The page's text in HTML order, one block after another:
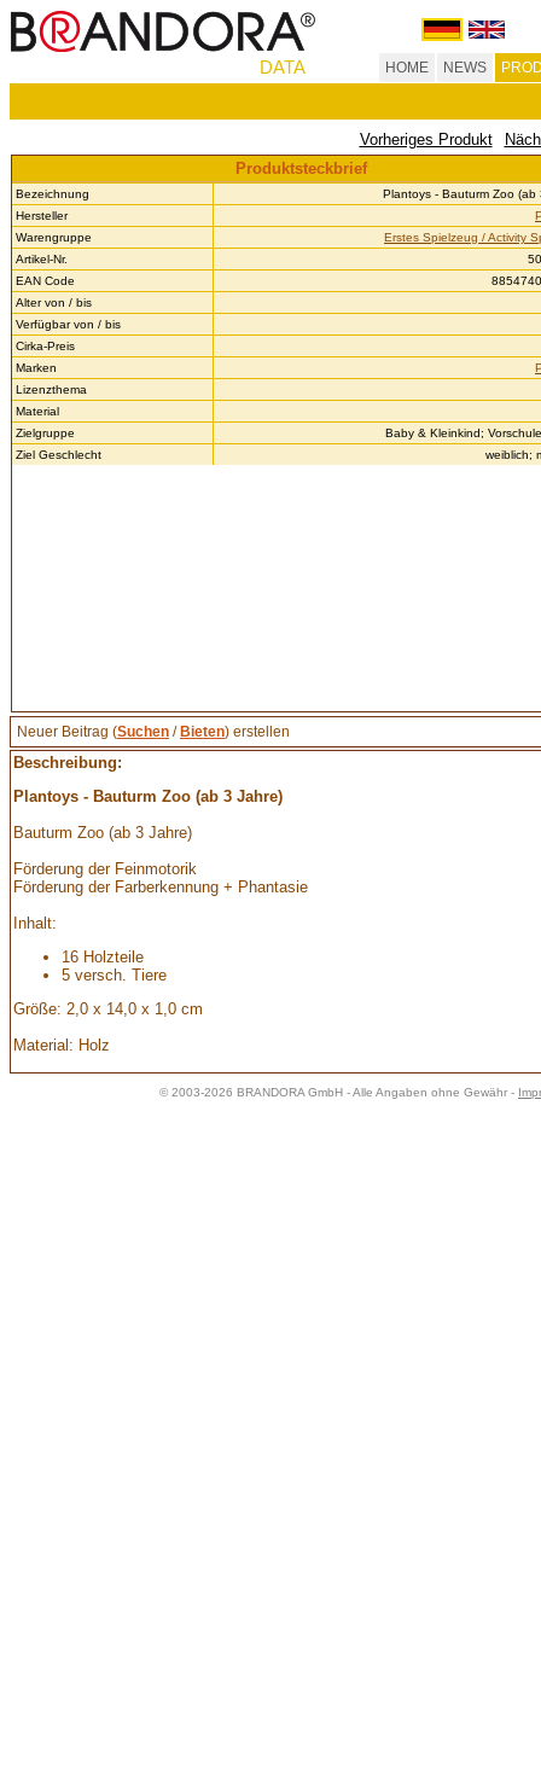
DATA HOME NEWS
Vorheriges Produkt
Produktsteckbrief
Bezeichnung
Plantoys - Bauturm Zoo (ab
Hersteller
Warengruppe
Erstes Spielzeug / Activity
Artikel-Nr.
EAN Code
Alter von / bis
Verfügbar von / bis
Cirka-Preis
Marken
Lizenzthema
Material
Zielgruppe
Baby & Kleinkind;
Ziel Geschlecht
weiblich;
Neuer Beitrag (Suchen / Bieten) erstellen
Beschreibung:
Plantoys - Bauturm Zoo (ab 3 Jahre)
Bauturm Zoo (ab 3 Jahre)
Förderung der Feinmotorik
Förderung der Farberkennung + Phantasie
Inhalt:
16 Holzteile
5 versch. Tiere
Größe: 2,0 x 14,0 x 1,0 cm
Material: Holz
© 2003-2026 BRANDORA GmbH - Alle Angaben ohne Gewähr -